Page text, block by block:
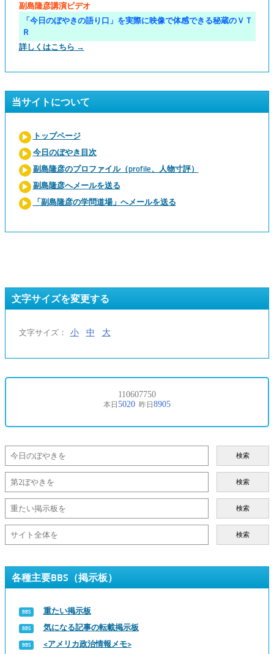
副島隆彦講演ビデオ
「今日のぼやきの語り口」を実際に映像で体感できる秘蔵のＶＴ
Ｒ
詳しくはこちら →
当サイトについて
トップページ
今日のぼやき目次
副島隆彦のプロファイル（profile、人物寸評）
副島隆彦へメールを送る
「副島隆彦の学問道場」へメールを送る
文字サイズを変更する
文字サイズ： 小 中 大
検索
検索
検索
検索
各種主要BBS（掲示板）
重たい掲示板
気になる記事の転載掲示板
<アメリカ政治情報メモ>